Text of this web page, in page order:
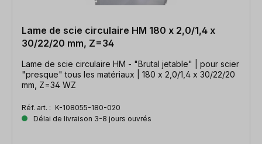
Lame de scie circulaire HM 180 x 2,0/1,4 x
30/22/20 mm, Z=34
Lame de scie circulaire HM - "Brutal jetable" | pour scier
"presque" tous les matériaux | 180 x 2,0/1,4 x 30/22/20
mm, Z=34 WZ
Réf. art. : K-108055-180-020
Délai de livraison 3-8 jours ouvrés